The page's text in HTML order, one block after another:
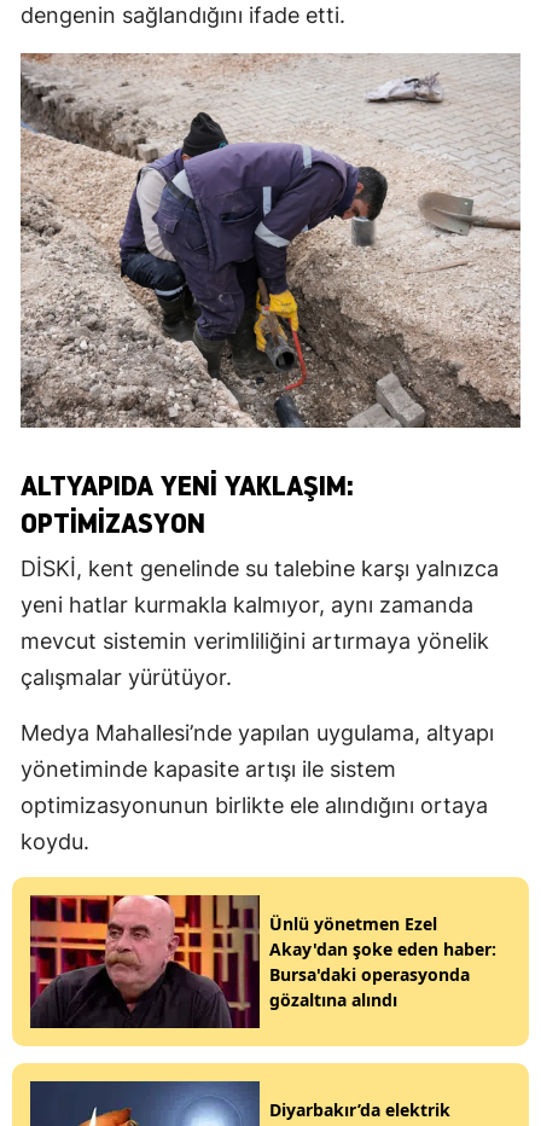
dengenin sağlandığını ifade etti.
ALTYAPIDA YENI YAKLAŞIM:
OPTIMIZASYON
DİSKİ, kent genelinde su talebine karşı yalnızca
yeni hatlar kurmakla kalmıyor, aynı zamanda
mevcut sistemin verimliliğini artırmaya yönelik
çalışmalar yürütüyor.
Medya Mahallesi’nde yapılan uygulama, altyapı
yönetiminde kapasite artışı ile sistem
optimizasyonunun birlikte ele alındığını ortaya
koydu.
Ünlü yönetmen Ezel
Akay'dan şoke eden haber:
Bursa'daki operasyonda
gözaltına alındı
Diyarbakır’da elektrik